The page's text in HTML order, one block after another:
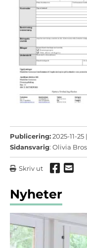
Publicering:2025-11-25 |
Sidansvarig: Olivia
Skriv ut Dela
Nyheter